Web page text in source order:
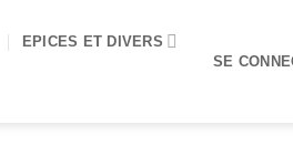
EPICES ET DIVERS
SE